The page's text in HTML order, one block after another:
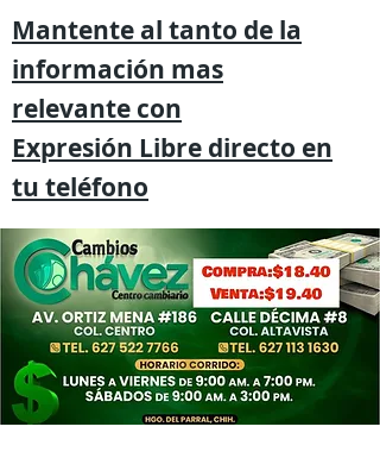
Mantente al tanto de la
información mas
relevante con
Expresión Libre directo en
tu teléfono